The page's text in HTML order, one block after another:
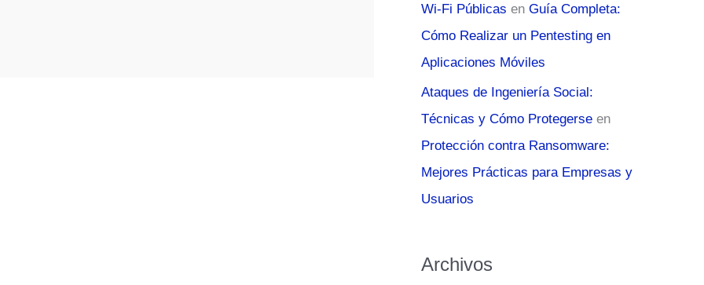
Wi-Fi Públicas en Guía Completa:
Cómo Realizar un Pentesting en
Aplicaciones Móviles
Ataques de Ingeniería Social:
Técnicas y Cómo Protegerse en
Protección contra Ransomware:
Mejores Prácticas para Empresas y
Usuarios
Archivos